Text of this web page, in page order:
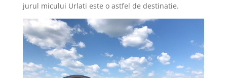
jurul micului Urlati este o astfel de destinatie.